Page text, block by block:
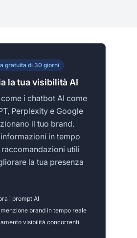
gratuita di 30 giorni
la tua visibilità AI
i chatbot AI come
Perplexity e Google
il tuo brand.
in tempo
raccomandazioni utili
la tua presenza
i prompt AI
brand in tempo reale
visibilità concorrenti